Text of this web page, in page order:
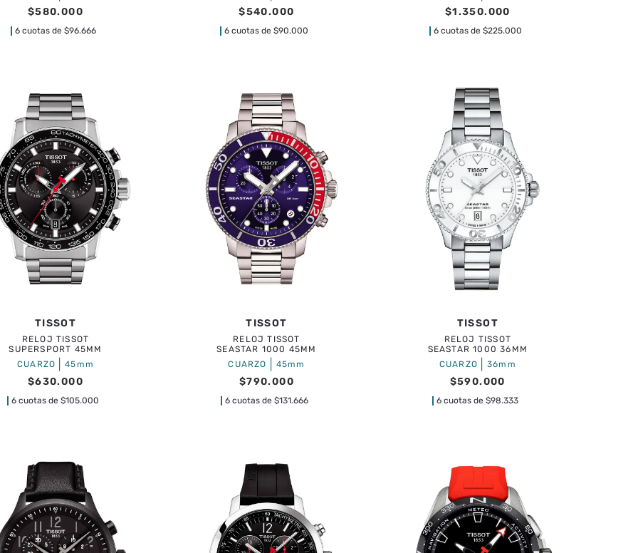
$580.000
6 cuotas de $96.666
$540.000
6 cuotas de$90.000
$1.350.000
6 cuotas de $225.000
TISSOT
RELOJ TISSOT
SUPERSPORT 45MM
CUARZO
45mm
$630.000
6 cuotas de$105.000
TISSOT
RELOJ TISSOT
SEASTAR 1000 45MM
CUARZO
45mm
$790.000
6 cuotas de $131.666
TISSOT
RELOJ TISSOT
SEASTAR 1000 36MM
CUARZO
36mm
$590.000
6 cuotas de$98.333